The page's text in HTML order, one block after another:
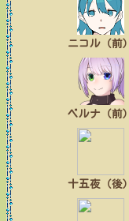
ニコル（前）
ベルナ（前）
十五夜（後）